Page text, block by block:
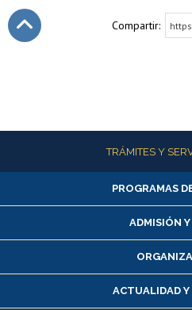
Compartir:
Más informaciónTRÁMITES Y
Alumnas/os y
Matrícula
Inscripción y
Consulta y
Servicio
PROGRAMAS
ADMISIÓN Y
ACTUALIDAD